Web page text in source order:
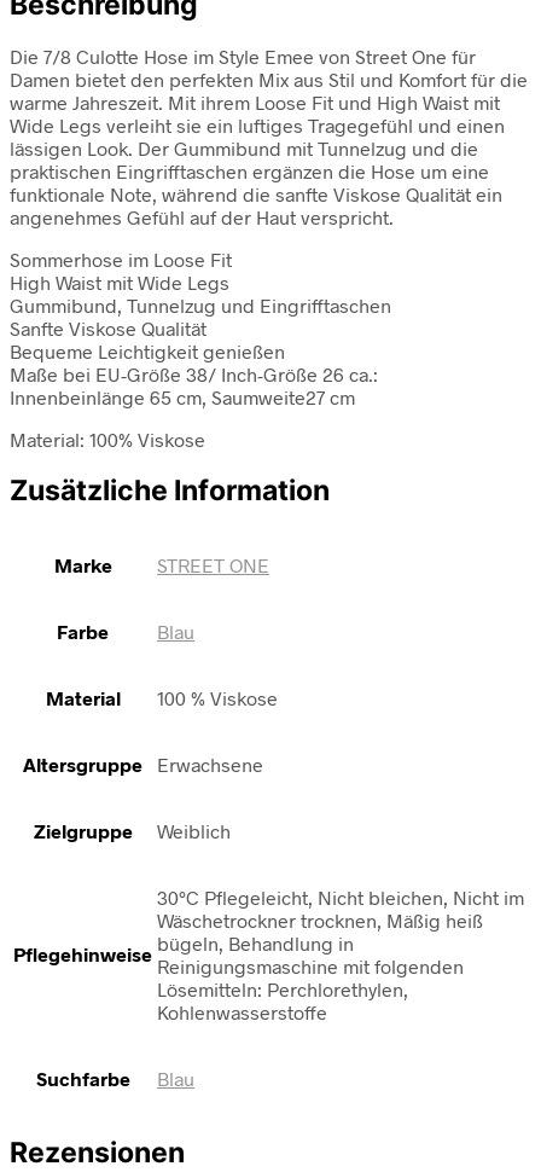
Die 7/8 Culotte Hose im Style Emee von Street One für
Damen bietet den perfekten Mix aus Stil und Komfort für die
warme Jahreszeit. Mit ihrem Loose Fit und High Waist mit
Wide Legs verleiht sie ein luftiges Tragegefühl und einen
lässigen Look. Der Gummibund mit Tunnelzug und die
praktischen Eingrifftaschen ergänzen die Hose um eine
funktionale Note, während die sanfte Viskose Qualität ein
angenehmes Gefühl auf der Haut verspricht.
Sommerhose im Loose Fit
High Waist mit Wide Legs
Gummibund, Tunnelzug und Eingrifftaschen
Sanfte Viskose Qualität
Bequeme Leichtigkeit genießen
Maße bei EU-Größe 38/ Inch-Größe 26 ca.:
Innenbeinlänge 65 cm, Saumweite27 cm
Material: 100% Viskose
Zusätzliche Information
Marke STREET ONE
Farbe Blau
Material 100 % Viskose
Altersgruppe Erwachsene
Zielgruppe Weiblich
Pflegehinweise
30°C Pflegeleicht, Nicht bleichen, Nicht im
Wäschetrockner trocknen, Mäßig heiß
bügeln, Behandlung in
Reinigungsmaschine mit folgenden
Lösemitteln: Perchlorethylen,
Kohlenwasserstoffe
Suchfarbe Blau
Rezensionen